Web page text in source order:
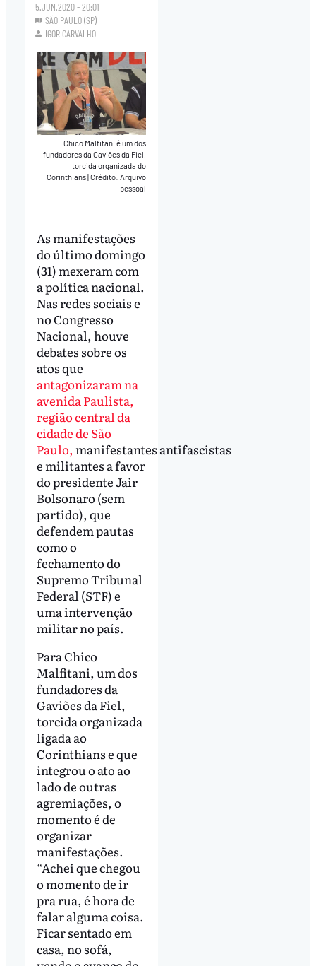
5.JUN.2020 - 20:01
SÃO PAULO (SP)
IGOR CARVALHO
Chico Malfitani é um dos
fundadores da Gaviões da Fiel,
torcida organizada do
Corinthians|Crédito: Arquivo
pessoal
As manifestações
do último domingo
(31) mexeram com
a política nacional.
Nas redes sociais e
no Congresso
Nacional, houve
debates sobre os
atos que
antagonizaram na
avenida Paulista,
região central da
cidade de São
Paulo, manifestantes antifascistas
e militantes a favor
do presidente Jair
Bolsonaro (sem
partido), que
defendem pautas
como o
fechamento do
Supremo Tribunal
Federal (STF) e
uma intervenção
militar no país.
Para Chico
Malfitani, um dos
fundadores da
Gaviões da Fiel,
torcida organizada
ligada ao
Corinthians e que
integrou o ato ao
lado de outras
agremiações, o
momento é de
organizar
manifestações.
“Achei que chegou
o momento de ir
pra rua, é hora de
falar alguma coisa.
Ficar sentado em
casa, no sofá,